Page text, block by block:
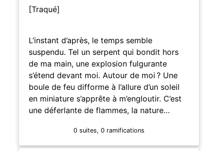
[Traqué]
L’instant d’après, le temps semble
suspendu. Tel un serpent qui bondit hors
de ma main, une explosion fulgurante
s’étend devant moi. Autour de moi ? Une
boule de feu difforme à l’allure d’un soleil
en miniature s’apprête à m’engloutir. C’est
une déferlante de flammes, la nature…
0 suites, 0 ramifications